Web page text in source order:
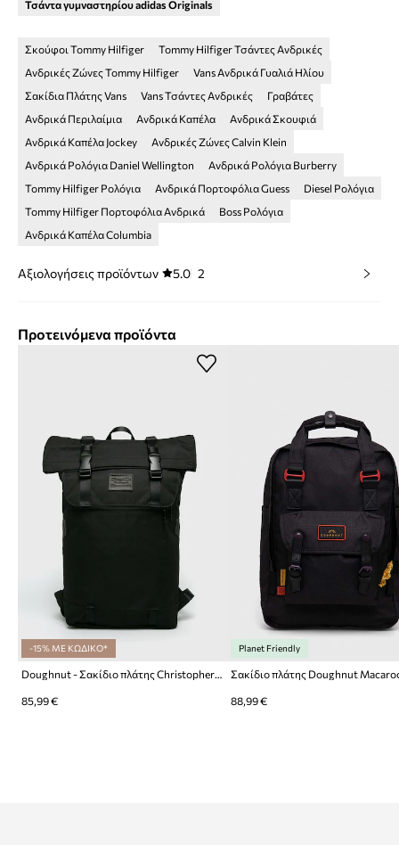
Τσάντα γυμναστηρίου adidas Originals
Σκούφοι Tommy Hilfiger
Tommy Hilfiger Τσάντες Ανδρικές
Ανδρικές Ζώνες Tommy Hilfiger
Vans Ανδρικά Γυαλιά Ηλίου
Σακίδια Πλάτης Vans
Vans Τσάντες Ανδρικές
Γραβάτες
Ανδρικά Περιλαίμια
Ανδρικά Καπέλα
Ανδρικά Σκουφιά
Ανδρικά Καπέλα Jockey
Ανδρικές Ζώνες Calvin Klein
Ανδρικά Ρολόγια Daniel Wellington
Ανδρικά Ρολόγια Burberry
Tommy Hilfiger Ρολόγια
Ανδρικά Πορτοφόλια Guess
Diesel Ρολόγια
Tommy Hilfiger Πορτοφόλια Ανδρικά
Boss Ρολόγια
Ανδρικά Καπέλα Columbia
Αξιολογήσεις προϊόντων 5.0 2
Προτεινόμενα προϊόντα
-15% ΜΕ ΚΩΔΙΚΟ*
Doughnut - Σακίδιο πλάτης Christopher Black Series
85,99 €
Planet Friendly
88,99 €